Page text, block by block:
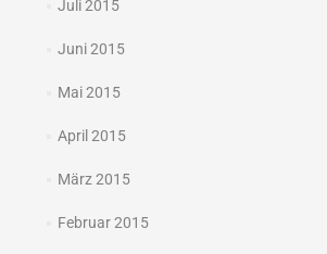
Juli 2015
Juni 2015
Mai 2015
April 2015
März 2015
Februar 2015